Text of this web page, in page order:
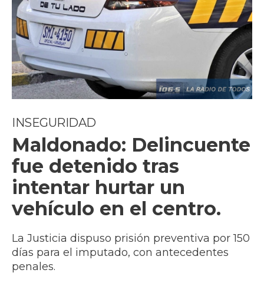
INSEGURIDAD
Maldonado: Delincuente
fue detenido tras
intentar hurtar un
vehículo en el centro.
La Justicia dispuso prisión preventiva por 150
días para el imputado, con antecedentes
penales.